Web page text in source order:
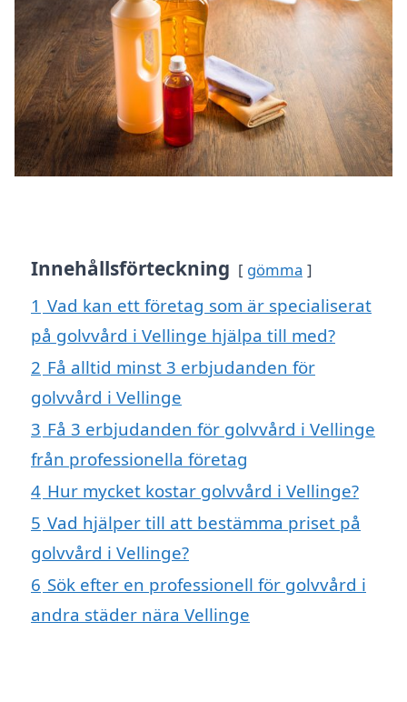
Innehållsförteckning gömma
1 Vad kan ett företag som är specialiserat
på golvvård i Vellinge hjälpa till med?
2 Få alltid minst 3 erbjudanden för
golvvård i Vellinge
3 Få 3 erbjudanden för golvvård i Vellinge
från professionella företag
4 Hur mycket kostar golvvård i Vellinge?
5 Vad hjälper till att bestämma priset på
golvvård i Vellinge?
6 Sök efter en professionell för golvvård i
andra städer nära Vellinge